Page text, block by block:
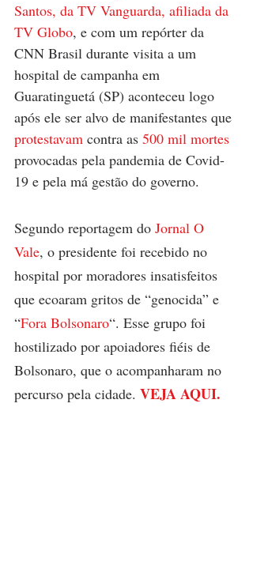
Santos, da TV Vanguarda, afiliada da
TV Globo, e com um repórter da
CNN Brasil durante visita a um
hospital de campanha em
Guaratinguetá (SP) aconteceu logo
após ele ser alvo de manifestantes que
protestavam contra as 500 mil mortes
provocadas pela pandemia de Covid-
19 e pela má gestão do governo.
Segundo reportagem do Jornal O
Vale, o presidente foi recebido no
hospital por moradores insatisfeitos
que ecoaram gritos de “genocida” e
“Fora Bolsonaro“. Esse grupo foi
hostilizado por apoiadores fiéis de
Bolsonaro, que o acompanharam no
percurso pela cidade. VEJA AQUI.